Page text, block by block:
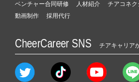
ベンチャー合同研修
人材紹介 チアコネク
動画制作
採用代行
CheerCareer SNS チアキャリア